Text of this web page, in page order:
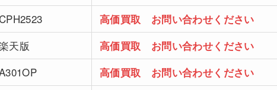
高価買取 お問い合わせください
天版 高価買取 お問い合わせください
高価買取 お問い合わせください